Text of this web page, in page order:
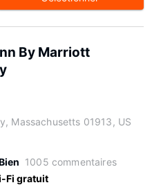
By Marriott
Massachusetts 01913, US
1005 commentaires
Fi gratuit